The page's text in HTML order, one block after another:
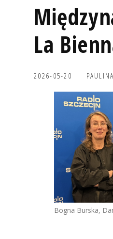
La
2026-05-20
Bogna Burska,